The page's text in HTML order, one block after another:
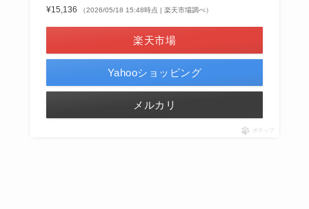
¥15,136
（2026/05/18 15:48時点 | 楽天市場調べ）
楽天市場
Yahooショッピング
メルカリ
ポチップ